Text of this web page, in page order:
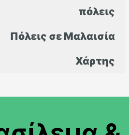
πόλεις
Πόλεις σε Μαλαισία
Χάρτης